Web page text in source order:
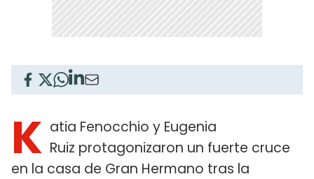
K atia Fenocchio y Eugenia
Ruiz protagonizaron un fuerte cruce
en la casa de Gran Hermano tras la